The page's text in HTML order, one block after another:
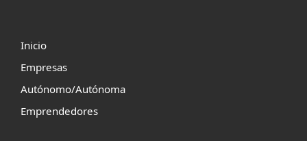
Inicio
Empresas
Autónomo/Autónoma
Emprendedores